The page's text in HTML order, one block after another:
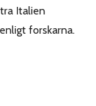
Italien
forskarna.